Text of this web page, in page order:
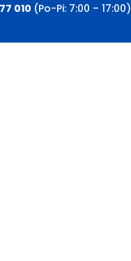
010 (Po-Pi: 7:00 – 17:00)